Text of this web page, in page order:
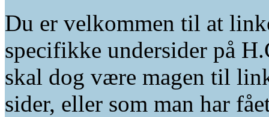
Du er velkommen til at
specifikke undersider på
skal dog være magen til
sider, eller som man har